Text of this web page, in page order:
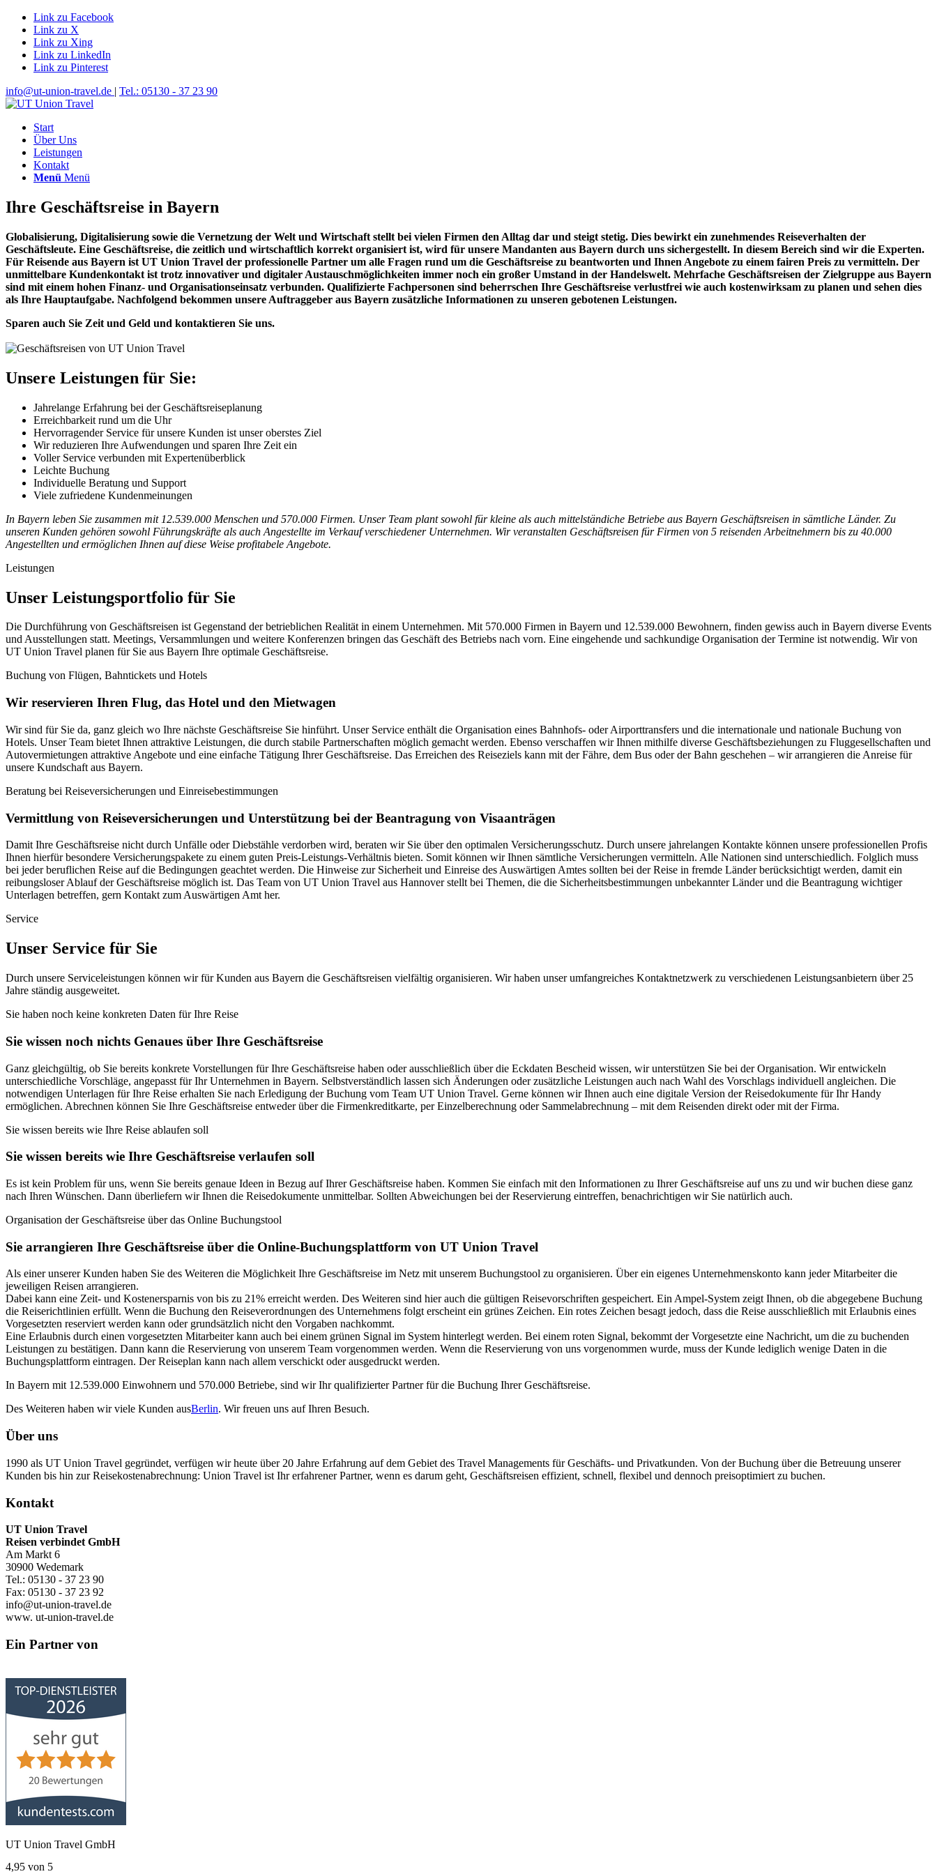
Link zu Facebook
Link zu X
Link zu Xing
Link zu LinkedIn
Link zu Pinterest
info@ut-union-travel.de | Tel.: 05130 - 37 23 90
Start
Über Uns
Leistungen
Kontakt
Menü Menü
Ihre Geschäftsreise in Bayern
Globalisierung, Digitalisierung sowie die Vernetzung der Welt und Wirtschaft stellt bei vielen Firmen den Alltag dar und steigt stetig. Dies bewirkt ein zunehmendes Reiseverhalten der
Geschäftsleute. Eine Geschäftsreise, die zeitlich und wirtschaftlich korrekt organisiert ist, wird für unsere Mandanten aus Bayern durch uns sichergestellt. In diesem Bereich sind wir die Experten.
Für Reisende aus Bayern ist UT Union Travel der professionelle Partner um alle Fragen rund um die Geschäftsreise zu beantworten und Ihnen Angebote zu einem fairen Preis zu vermitteln. Der
unmittelbare Kundenkontakt ist trotz innovativer und digitaler Austauschmöglichkeiten immer noch ein großer Umstand in der Handelswelt. Mehrfache Geschäftsreisen der Zielgruppe aus Bayern
sind mit einem hohen Finanz- und Organisationseinsatz verbunden. Qualifizierte Fachpersonen sind beherrschen Ihre Geschäftsreise verlustfrei wie auch kostenwirksam zu planen und sehen dies
als Ihre Hauptaufgabe. Nachfolgend bekommen unsere Auftraggeber aus Bayern zusätzliche Informationen zu unseren gebotenen Leistungen.
Sparen auch Sie Zeit und Geld und kontaktieren Sie uns.
Unsere Leistungen für Sie:
Jahrelange Erfahrung bei der Geschäftsreiseplanung
Erreichbarkeit rund um die Uhr
Hervorragender Service für unsere Kunden ist unser oberstes Ziel
Wir reduzieren Ihre Aufwendungen und sparen Ihre Zeit ein
Voller Service verbunden mit Expertenüberblick
Leichte Buchung
Individuelle Beratung und Support
Viele zufriedene Kundenmeinungen
In Bayern leben Sie zusammen mit 12.539.000 Menschen und 570.000 Firmen. Unser Team plant sowohl für kleine als auch mittelständiche Betriebe aus Bayern Geschäftsreisen in sämtliche Länder. Zu
unseren Kunden gehören sowohl Führungskräfte als auch Angestellte im Verkauf verschiedener Unternehmen. Wir veranstalten Geschäftsreisen für Firmen von 5 reisenden Arbeitnehmern bis zu 40.000
Angestellten und ermöglichen Ihnen auf diese Weise profitabele Angebote.
Leistungen
Unser Leistungsportfolio für Sie
Die Durchführung von Geschäftsreisen ist Gegenstand der betrieblichen Realität in einem Unternehmen. Mit 570.000 Firmen in Bayern und 12.539.000 Bewohnern, finden gewiss auch in Bayern diverse Events
und Ausstellungen statt. Meetings, Versammlungen und weitere Konferenzen bringen das Geschäft des Betriebs nach vorn. Eine eingehende und sachkundige Organisation der Termine ist notwendig. Wir von
UT Union Travel planen für Sie aus Bayern Ihre optimale Geschäftsreise.
Buchung von Flügen, Bahntickets und Hotels
Wir reservieren Ihren Flug, das Hotel und den Mietwagen
Wir sind für Sie da, ganz gleich wo Ihre nächste Geschäftsreise Sie hinführt. Unser Service enthält die Organisation eines Bahnhofs- oder Airporttransfers und die internationale und nationale Buchung von
Hotels. Unser Team bietet Ihnen attraktive Leistungen, die durch stabile Partnerschaften möglich gemacht werden. Ebenso verschaffen wir Ihnen mithilfe diverse Geschäftsbeziehungen zu Fluggesellschaften und
Autovermietungen attraktive Angebote und eine einfache Tätigung Ihrer Geschäftsreise. Das Erreichen des Reiseziels kann mit der Fähre, dem Bus oder der Bahn geschehen – wir arrangieren die Anreise für
unsere Kundschaft aus Bayern.
Beratung bei Reiseversicherungen und Einreisebestimmungen
Vermittlung von Reiseversicherungen und Unterstützung bei der Beantragung von Visaanträgen
Damit Ihre Geschäftsreise nicht durch Unfälle oder Diebstähle verdorben wird, beraten wir Sie über den optimalen Versicherungsschutz. Durch unsere jahrelangen Kontakte können unsere professionellen Profis
Ihnen hierfür besondere Versicherungspakete zu einem guten Preis-Leistungs-Verhältnis bieten. Somit können wir Ihnen sämtliche Versicherungen vermitteln. Alle Nationen sind unterschiedlich. Folglich muss
bei jeder beruflichen Reise auf die Bedingungen geachtet werden. Die Hinweise zur Sicherheit und Einreise des Auswärtigen Amtes sollten bei der Reise in fremde Länder berücksichtigt werden, damit ein
reibungsloser Ablauf der Geschäftsreise möglich ist. Das Team von UT Union Travel aus Hannover stellt bei Themen, die die Sicherheitsbestimmungen unbekannter Länder und die Beantragung wichtiger
Unterlagen betreffen, gern Kontakt zum Auswärtigen Amt her.
Service
Unser Service für Sie
Durch unsere Serviceleistungen können wir für Kunden aus Bayern die Geschäftsreisen vielfältig organisieren. Wir haben unser umfangreiches Kontaktnetzwerk zu verschiedenen Leistungsanbietern über 25
Jahre ständig ausgeweitet.
Sie haben noch keine konkreten Daten für Ihre Reise
Sie wissen noch nichts Genaues über Ihre Geschäftsreise
Ganz gleichgültig, ob Sie bereits konkrete Vorstellungen für Ihre Geschäftsreise haben oder ausschließlich über die Eckdaten Bescheid wissen, wir unterstützen Sie bei der Organisation. Wir entwickeln
unterschiedliche Vorschläge, angepasst für Ihr Unternehmen in Bayern. Selbstverständlich lassen sich Änderungen oder zusätzliche Leistungen auch nach Wahl des Vorschlags individuell angleichen. Die
notwendigen Unterlagen für Ihre Reise erhalten Sie nach Erledigung der Buchung vom Team UT Union Travel. Gerne können wir Ihnen auch eine digitale Version der Reisedokumente für Ihr Handy
ermöglichen. Abrechnen können Sie Ihre Geschäftsreise entweder über die Firmenkreditkarte, per Einzelberechnung oder Sammelabrechnung – mit dem Reisenden direkt oder mit der Firma.
Sie wissen bereits wie Ihre Reise ablaufen soll
Sie wissen bereits wie Ihre Geschäftsreise verlaufen soll
Es ist kein Problem für uns, wenn Sie bereits genaue Ideen in Bezug auf Ihrer Geschäftsreise haben. Kommen Sie einfach mit den Informationen zu Ihrer Geschäftsreise auf uns zu und wir buchen diese ganz
nach Ihren Wünschen. Dann überliefern wir Ihnen die Reisedokumente unmittelbar. Sollten Abweichungen bei der Reservierung eintreffen, benachrichtigen wir Sie natürlich auch.
Organisation der Geschäftsreise über das Online Buchungstool
Sie arrangieren Ihre Geschäftsreise über die Online-Buchungsplattform von UT Union Travel
Als einer unserer Kunden haben Sie des Weiteren die Möglichkeit Ihre Geschäftsreise im Netz mit unserem Buchungstool zu organisieren. Über ein eigenes Unternehmenskonto kann jeder Mitarbeiter die
jeweiligen Reisen arrangieren.
Dabei kann eine Zeit- und Kostenersparnis von bis zu 21% erreicht werden. Des Weiteren sind hier auch die gültigen Reisevorschriften gespeichert. Ein Ampel-System zeigt Ihnen, ob die abgegebene Buchung
die Reiserichtlinien erfüllt. Wenn die Buchung den Reiseverordnungen des Unternehmens folgt erscheint ein grünes Zeichen. Ein rotes Zeichen besagt jedoch, dass die Reise ausschließlich mit Erlaubnis eines
Vorgesetzten reserviert werden kann oder grundsätzlich nicht den Vorgaben nachkommt.
Eine Erlaubnis durch einen vorgesetzten Mitarbeiter kann auch bei einem grünen Signal im System hinterlegt werden. Bei einem roten Signal, bekommt der Vorgesetzte eine Nachricht, um die zu buchenden
Leistungen zu bestätigen. Dann kann die Reservierung von unserem Team vorgenommen werden. Wenn die Reservierung von uns vorgenommen wurde, muss der Kunde lediglich wenige Daten in die
Buchungsplattform eintragen. Der Reiseplan kann nach allem verschickt oder ausgedruckt werden.
In Bayern mit 12.539.000 Einwohnern und 570.000 Betriebe, sind wir Ihr qualifizierter Partner für die Buchung Ihrer Geschäftsreise.
Des Weiteren haben wir viele Kunden ausBerlin. Wir freuen uns auf Ihren Besuch.
Über uns
1990 als UT Union Travel gegründet, verfügen wir heute über 20 Jahre Erfahrung auf dem Gebiet des Travel Managements für Geschäfts- und Privatkunden. Von der Buchung über die Betreuung unserer
Kunden bis hin zur Reisekostenabrechnung: Union Travel ist Ihr erfahrener Partner, wenn es darum geht, Geschäftsreisen effizient, schnell, flexibel und dennoch preisoptimiert zu buchen.
Kontakt
UT Union Travel
Reisen verbindet GmbH
Am Markt 6
30900 Wedemark
Tel.: 05130 - 37 23 90
Fax: 05130 - 37 23 92
info@ut-union-travel.de
www. ut-union-travel.de
Ein Partner von
UT Union Travel GmbH
4,95 von 5